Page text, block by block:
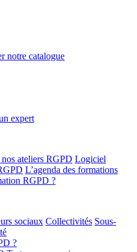
notre catalogue
expert
ateliers RGPD Logiciel
L’agenda des formations
RGPD ?
sociaux Collectivités Sous-
?